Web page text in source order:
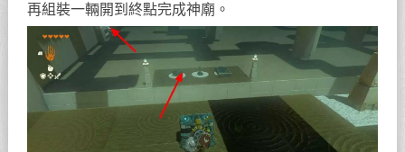
再組裝一輛開到終點完成神廟。